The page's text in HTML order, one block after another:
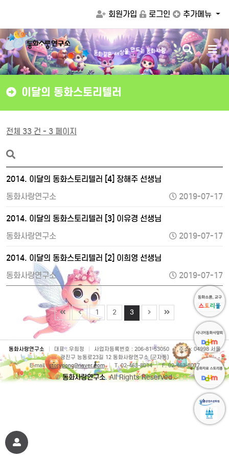
회원가입 로그인 추가메뉴
동화같은 세상을 만드는 동화사랑 검
색
버
튼
메
뉴
버
튼
이달의 동화스토리텔러
전체 33 건 - 3 페이지
2014. 이달의 동화스토리텔러 [4] 장해주 선생님
동화사랑연구소
2019-07-17
2014. 이달의 동화스토리텔러 [3] 이유경 선생님
동화사랑연구소
2019-07-17
2014. 이달의 동화스토리텔러 [2] 이희영 선생님
동화사랑연구소
2019-07-17
1 2 3
동화사랑연구소 대표 : 우희정 사업자등록번호 : 206-81-53050 |
주소 : 04998 서울
광진구 능동로23길 12 동화사랑연구소 (군자동)
E-mail : storypong@naver.com | T. 02-463-8014 | F. 02-463-8017
©동화사랑연구소. All Rights Reserved.